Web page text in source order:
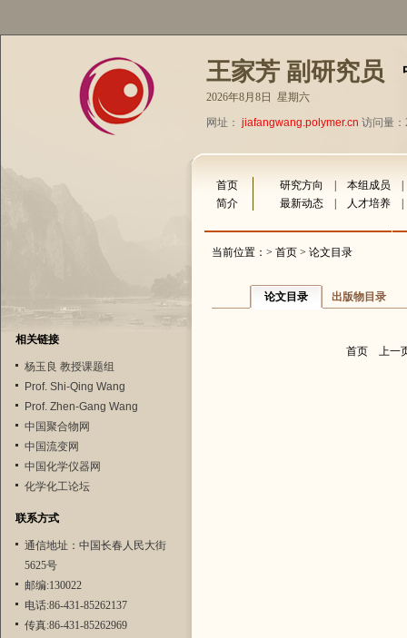
王家芳 副研究员
2026年8月8日 星期六
网址： jiafangwang.polymer.cn 访问量：
相关链接
杨玉良 教授课题组
Prof. Shi-Qing Wang
Prof. Zhen-Gang Wang
中国聚合物网
中国流变网
中国化学仪器网
化学化工论坛
联系方式
通信地址：中国长春人民大街
5625号
邮编:130022
电话:86-431-85262137
传真:86-431-85262969
首页 研究方向 本组成员
简介
最新动态 人才培养
当前位置：> 首页 > 论文目录
论文目录 出版物目录
首页 上一